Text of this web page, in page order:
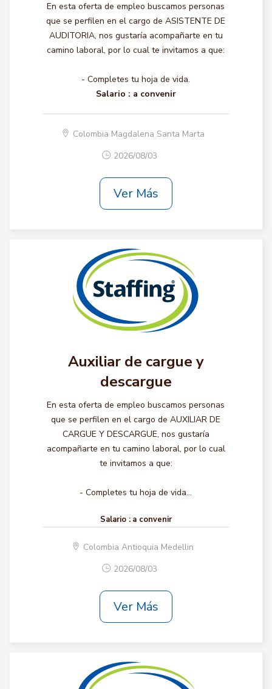
En esta oferta de empleo buscamos personas
que se perfilen en el cargo de ASISTENTE DE
AUDITORIA, nos gustaría acompañarte en tu
camino laboral, por lo cual te invitamos a que:
- Completes tu hoja de vida.
Salario : a convenir
Colombia Magdalena Santa Marta
2026/08/03
Ver Más
Auxiliar de cargue y
descargue
En esta oferta de empleo buscamos personas
que se perfilen en el cargo de AUXILIAR DE
CARGUE Y DESCARGUE, nos gustaría
acompañarte en tu camino laboral, por lo cual
te invitamos a que:
- Completes tu hoja de vida...
Salario : a convenir
Colombia Antioquia Medellin
2026/08/03
Ver Más